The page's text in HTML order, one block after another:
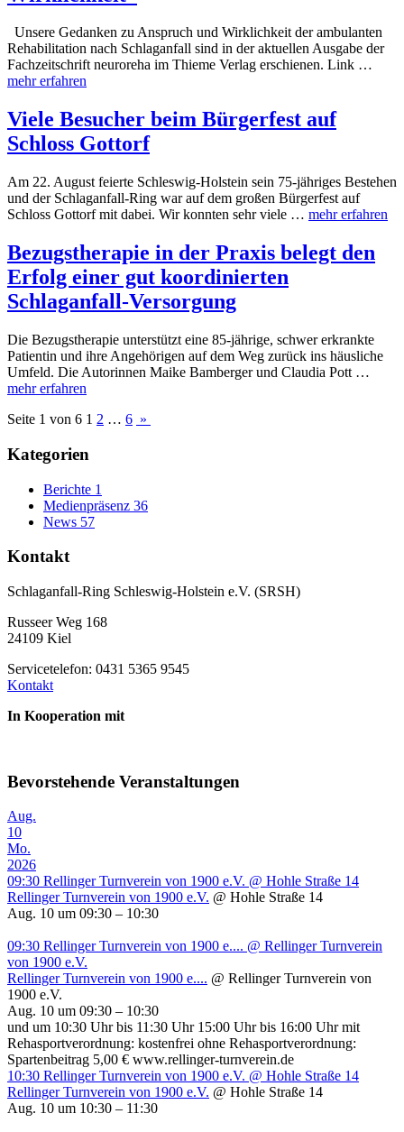
Unsere Gedanken zu Anspruch und Wirklichkeit der ambulanten
Rehabilitation nach Schlaganfall sind in der aktuellen Ausgabe der
Fachzeitschrift neuroreha im Thieme Verlag erschienen. Link …
mehr erfahren
Viele Besucher beim Bürgerfest auf
Schloss Gottorf
Am 22. August feierte Schleswig-Holstein sein 75-jähriges Bestehen
und der Schlaganfall-Ring war auf dem großen Bürgerfest auf
Schloss Gottorf mit dabei. Wir konnten sehr viele … mehr erfahren
Bezugstherapie in der Praxis belegt den
Erfolg einer gut koordinierten
Schlaganfall-Versorgung
Die Bezugstherapie unterstützt eine 85-jährige, schwer erkrankte
Patientin und ihre Angehörigen auf dem Weg zurück ins häusliche
Umfeld. Die Autorinnen Maike Bamberger und Claudia Pott …
mehr erfahren
Seite 1 von 6 1 2 … 6 »
Kategorien
Berichte 1
Medienpräsenz 36
News 57
Kontakt
Schlaganfall-Ring Schleswig-Holstein e.V. (SRSH)
Russeer Weg 168
24109 Kiel
Servicetelefon: 0431 5365 9545
Kontakt
In Kooperation mit
Bevorstehende Veranstaltungen
Aug.
10
Mo.
2026
09:30 Rellinger Turnverein von 1900 e.V. @ Hohle Straße 14
Rellinger Turnverein von 1900 e.V. @ Hohle Straße 14
Aug. 10 um 09:30 – 10:30
09:30 Rellinger Turnverein von 1900 e.... @ Rellinger Turnverein
von 1900 e.V.
Rellinger Turnverein von 1900 e.... @ Rellinger Turnverein von
1900 e.V.
Aug. 10 um 09:30 – 10:30
und um 10:30 Uhr bis 11:30 Uhr 15:00 Uhr bis 16:00 Uhr mit
Rehasportverordnung: kostenfrei ohne Rehasportverordnung:
Spartenbeitrag 5,00 € www.rellinger-turnverein.de
10:30 Rellinger Turnverein von 1900 e.V. @ Hohle Straße 14
Rellinger Turnverein von 1900 e.V. @ Hohle Straße 14
Aug. 10 um 10:30 – 11:30